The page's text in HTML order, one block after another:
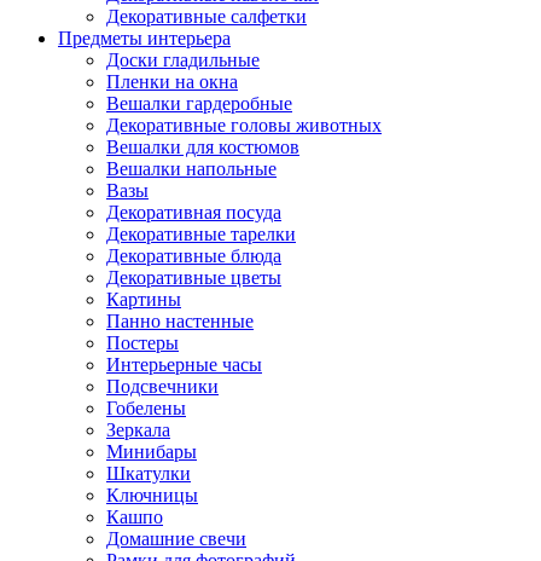
Декоративные салфетки
Предметы интерьера
Доски гладильные
Пленки на окна
Вешалки гардеробные
Декоративные головы животных
Вешалки для костюмов
Вешалки напольные
Вазы
Декоративная посуда
Декоративные тарелки
Декоративные блюда
Декоративные цветы
Картины
Панно настенные
Постеры
Интерьерные часы
Подсвечники
Гобелены
Зеркала
Минибары
Шкатулки
Ключницы
Кашпо
Домашние свечи